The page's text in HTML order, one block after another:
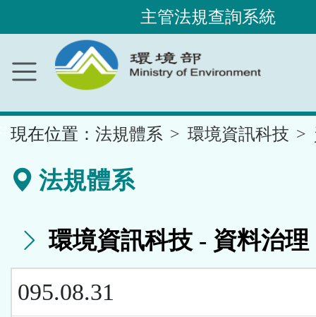
內
容
主管法規查詢系統
現在位置： 法規體系 環境資訊科技
法規體系
環境資訊科技 - 資料治理
095.08.31